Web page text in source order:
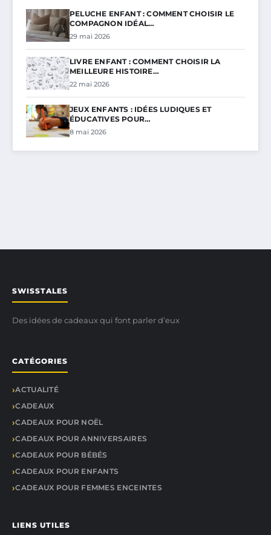
PELUCHE ENFANT : COMMENT CHOISIR LE
COMPAGNON IDÉAL…
29 mai 2026
LIVRE ENFANT : COMMENT CHOISIR LA
MEILLEURE HISTOIRE…
22 mai 2026
JEUX ENFANTS : IDÉES LUDIQUES ET
ÉDUCATIVES POUR…
8 mai 2026
SWISSTALES
Des idées de cadeaux qui font parler d’eux
CATÉGORIES
ACTUALITÉ
CADEAUX
CADEAUX POUR NOËL
CADEAUX POUR ANNIVERSAIRES
CADEAUX POUR BÉBÉS
CADEAUX POUR ENFANTS
CADEAUX POUR FEMMES ENCEINTES
LIENS UTILES